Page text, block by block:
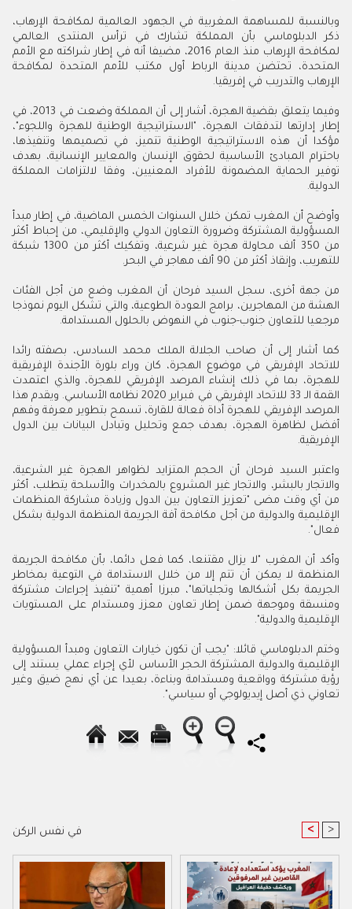
وبالنسبة للمساهمة المغربية في الجهود العالمية لمكافحة الإرهاب،
ذكر الدبلوماسي بأن المملكة تشارك في ترأس المنتدى العالمي
لمكافحة الإرهاب منذ العام 2016، مضيفا أنه في إطار شراكته مع الأمم
المتحدة، تحتضن مدينة الرباط أول مكتب للأمم المتحدة لمكافحة
الإرهاب والتدريب في إفريقيا.
وفيما يتعلق بقضية الهجرة، أشار إلى أن المملكة وضعت في 2013، في
إطار إدارتها لتدفقات الهجرة، "الاستراتيجية الوطنية للهجرة واللجوء"،
مؤكدا أن هذه الاستراتيجية الوطنية تتميز، في تصميمها وتنفيذها،
باحترام المبادئ الأساسية لحقوق الإنسان والمعايير الإنسانية، بهدف
توفير الحماية المضمونة للأفراد المعنيين، وفقا لالتزامات المملكة
الدولية.
وأوضح أن المغرب تمكن خلال السنوات الخمس الماضية، في إطار مبدأ
المسؤولية المشتركة وضرورة التعاون الدولي والإقليمي، من إحباط أكثر
من 350 ألف محاولة هجرة غير شرعية، وتفكيك أكثر من 1300 شبكة
للتهريب، وإنقاذ أكثر من 90 ألف مهاجر في البحر.
من جهة أخرى، سجل السيد فرحان أن المغرب وضع من أجل الفئات
الهشة من المهاجرين، برامج العودة الطوعية، والتي تشكل اليوم نموذجا
مرجعيا للتعاون جنوب-جنوب في النهوض بالحلول المستدامة.
كما أشار إلى أن صاحب الجلالة الملك محمد السادس، بصفته رائدا
للاتحاد الإفريقي في موضوع الهجرة، كان وراء بلورة الأجندة الإفريقية
للهجرة، بما في ذلك إنشاء المرصد الإفريقي للهجرة، والذي اعتمدت
القمة الـ 33 للاتحاد الإفريقي في فبراير 2020 نظامه الأساسي. ويقدم هذا
المرصد الإفريقي للهجرة أداة فعالة للقارة، تسمح بتطوير معرفة وفهم
أفضل لظاهرة الهجرة، بهدف جمع وتحليل وتبادل البيانات بين الدول
الإفريقية.
واعتبر السيد فرحان أن الحجم المتزايد لظواهر الهجرة غير الشرعية،
والاتجار بالبشر، والاتجار غير المشروع بالمخدرات والأسلحة يتطلب، أكثر
من أي وقت مضى "تعزيز التعاون بين الدول وزيادة مشاركة المنظمات
الإقليمية والدولية من أجل مكافحة آفة الجريمة المنظمة الدولية بشكل
فعال".
وأكد أن المغرب "لا يزال مقتنعا، كما فعل دائما، بأن مكافحة الجريمة
المنظمة لا يمكن أن تتم إلا من خلال الاستدامة في التوعية بمخاطر
الجريمة بكل أشكالها وتجلياتها"، مبرزا أهمية "تنفيذ إجراءات مشتركة
ومنسقة وموجهة ضمن إطار تعاون معزز ومستدام على المستويات
الإقليمية والدولية".
وختم الدبلوماسي قائلا: "يجب أن تكون خيارات التعاون ومبدأ المسؤولية
الإقليمية والدولية المشتركة الحجر الأساس لأي إجراء عملي يستند إلى
رؤية مشتركة وواقعية ومستدامة وبناءة، بعيدا عن أي نهج ضيق وغير
تعاوني ذي أصل إيديولوجي أو سياسي".
في نفس الركن < >